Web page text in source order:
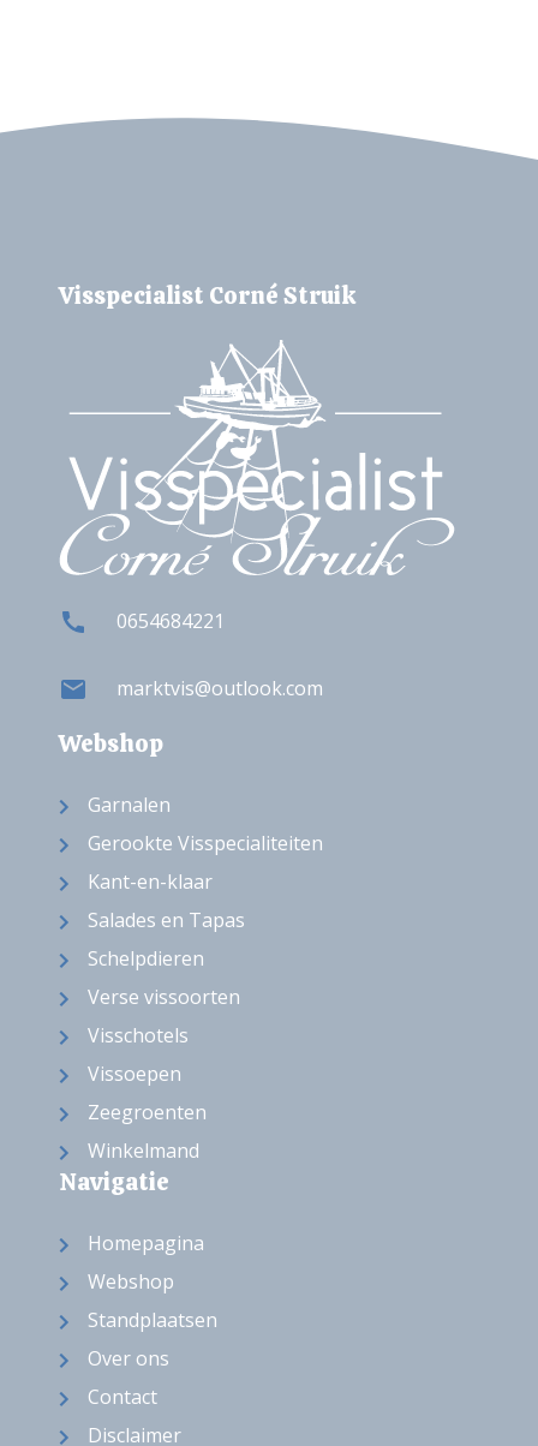
Visspecialist Corné Struik
0654684221
marktvis@outlook.com
Webshop
Garnalen
Gerookte Visspecialiteiten
Kant-en-klaar
Salades en Tapas
Schelpdieren
Verse vissoorten
Visschotels
Vissoepen
Zeegroenten
Winkelmand
Navigatie
Homepagina
Webshop
Standplaatsen
Over ons
Contact
Disclaimer